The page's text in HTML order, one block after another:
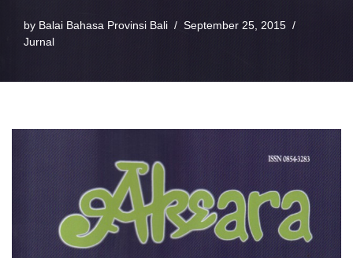
by Balai Bahasa Provinsi Bali
September 25, 2015
Jurnal